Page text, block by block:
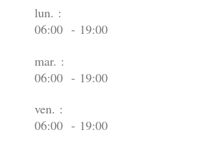
lun. :
06:00 - 19:00
mar. :
06:00 - 19:00
ven. :
06:00 - 19:00